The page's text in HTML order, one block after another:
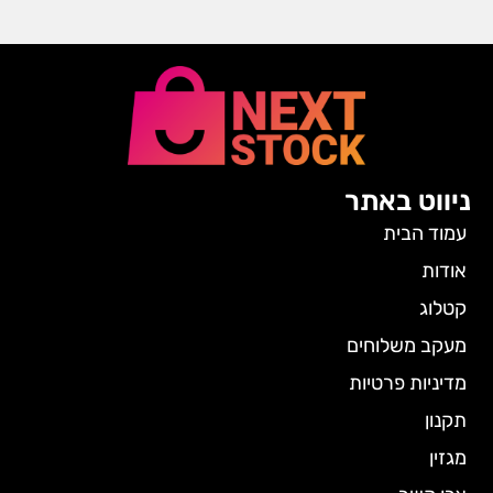
ניווט באתר
עמוד הבית
אודות
קטלוג
מעקב משלוחים
מדיניות פרטיות
תקנון
מגזין